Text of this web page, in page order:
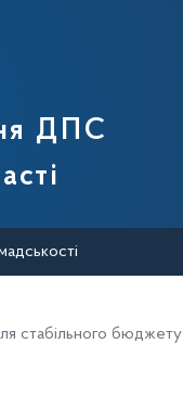
України
ДПС
стабільного бюджету